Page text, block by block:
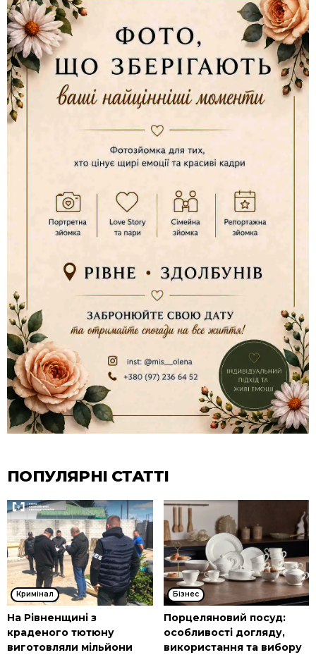
ПОПУЛЯРНІ СТАТТІ
Кримінал
На Рівненщині з
краденого тютюну
виготовляли мільйони
Бізнес
Порцеляновий посуд:
особливості догляду,
використання та вибору